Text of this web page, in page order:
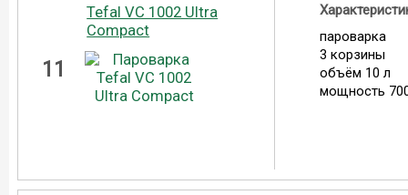
11
Tefal VC 1002 Ultra
Compact
пароварка
3 корзины
объём 10 л
мощность